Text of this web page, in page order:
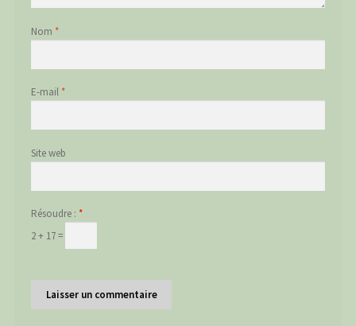
Nom *
E-mail *
Site web
Résoudre : *
2 + 17 =